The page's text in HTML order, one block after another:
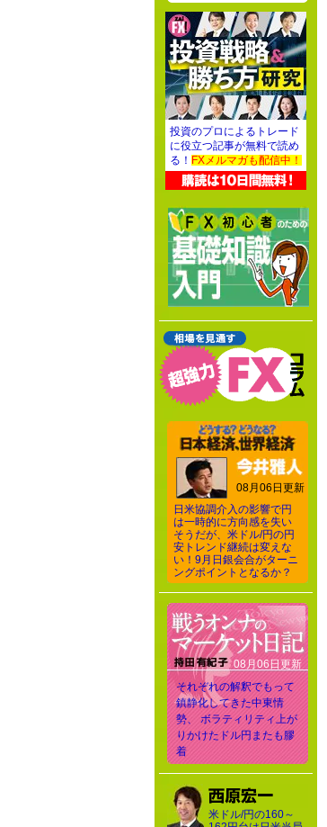
投資のプロによるトレード
に役立つ記事が無料で読め
る！ FXメルマガも配信中！
08月06日更新
日米協調介入の影響で円
は一時的に方向感を失い
そうだが、米ドル/円の円
安トレンド継続は変えな
い！9月日銀会合がターニ
ングポイントとなるか？
08月06日更新
それぞれの解釈でもって
鎮静化してきた中東情
勢、 ボラティリティ上が
りかけたドル円またも膠
着
米ドル/円の160～